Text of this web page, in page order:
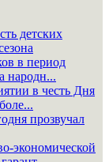
детских
в период
народн...
в честь Дня
прозвучал
экономической